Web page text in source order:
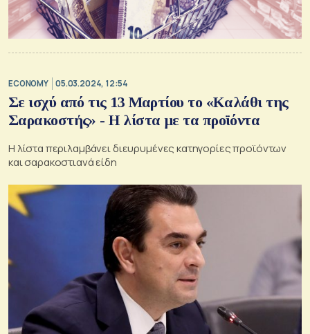
ECONOMY 05.03.2024, 12:54
Σε ισχύ από τις 13 Μαρτίου το «Καλάθι της
Σαρακοστής» - Η λίστα με τα προϊόντα
Η λίστα περιλαμβάνει διευρυμένες κατηγορίες προϊόντων
και σαρακοστιανά είδη